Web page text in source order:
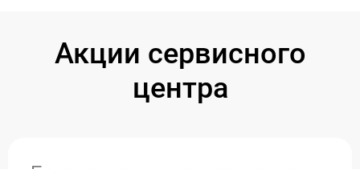
Акции сервисного
центра